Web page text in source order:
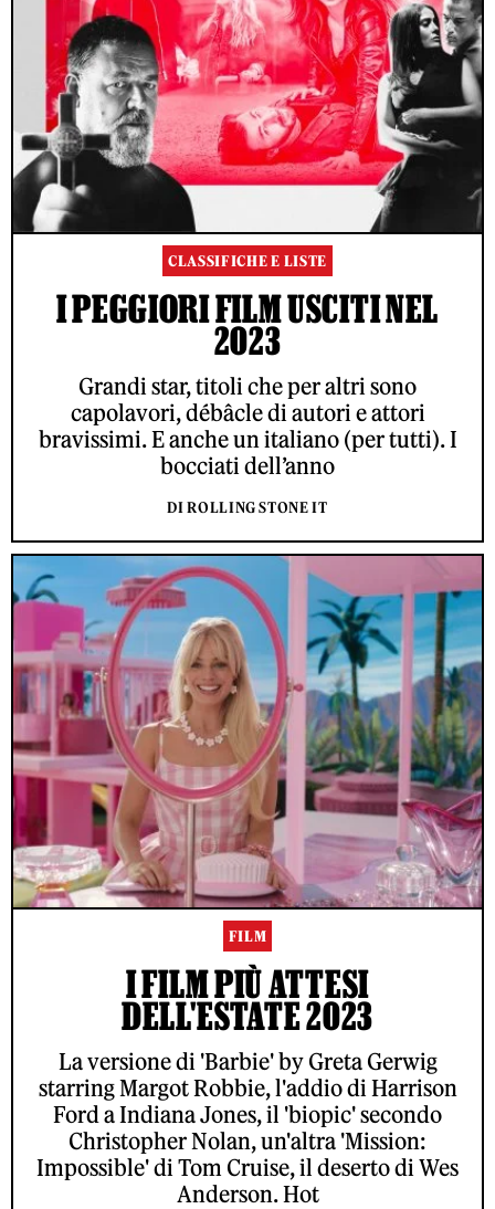
CLASSIFICHE E LISTE
I PEGGIORI FILM USCITI NEL
2023
Grandi star, titoli che per altri sono
capolavori, débâcle di autori e attori
bravissimi. E anche un italiano (per tutti). I
bocciati dell’anno
DI ROLLING STONE IT
FILM
I FILM PIÙ ATTESI
DELL'ESTATE 2023
La versione di 'Barbie' by Greta Gerwig
starring Margot Robbie, l'addio di Harrison
Ford a Indiana Jones, il 'biopic' secondo
Christopher Nolan, un'altra 'Mission:
Impossible' di Tom Cruise, il deserto di Wes
Anderson. Hot